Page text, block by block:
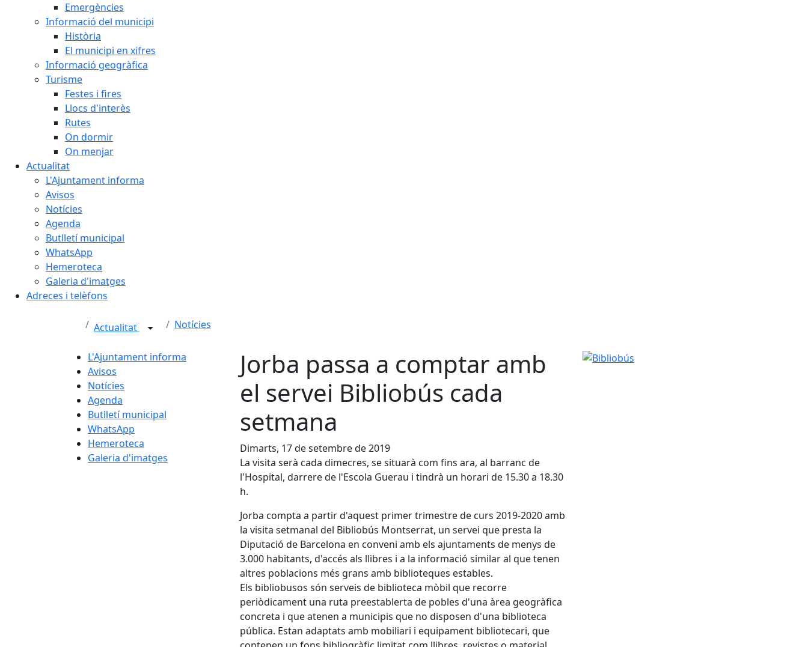
Emergències
Informació del municipi
Història
El municipi en xifres
Informació geogràfica
Turisme
Festes i fires
Llocs d'interès
Rutes
On dormir
On menjar
Actualitat
L'Ajuntament informa
Avisos
Notícies
Agenda
Butlletí municipal
WhatsApp
Hemeroteca
Galeria d'imatges
Adreces i telèfons
Actualitat Notícies
L'Ajuntament informa
Avisos
Notícies
Agenda
Butlletí municipal
WhatsApp
Hemeroteca
Galeria d'imatges
Jorba passa a comptar amb
el servei Bibliobús cada
setmana
Dimarts, 17 de setembre de 2019
La visita serà cada dimecres, se situarà com fins ara, al barranc de
l'Hospital, darrere de l'Escola Guerau i tindrà un horari de 15.30 a 18.30
h.
Jorba compta a partir d'aquest primer trimestre de curs 2019-2020 amb
la visita setmanal del Bibliobús Montserrat, un servei que presta la
Diputació de Barcelona en conveni amb els ajuntaments de menys de
3.000 habitants, d'accés als llibres i a la informació similar al que tenen
altres poblacions més grans amb biblioteques estables.
Els bibliobusos són serveis de biblioteca mòbil que recorre
periòdicament una ruta preestablerta de pobles d'una àrea geogràfica
concreta i que atenen a municipis que no disposen d'una biblioteca
pública. Estan adaptats amb mobiliari i equipament bibliotecari, que
Bibliobús